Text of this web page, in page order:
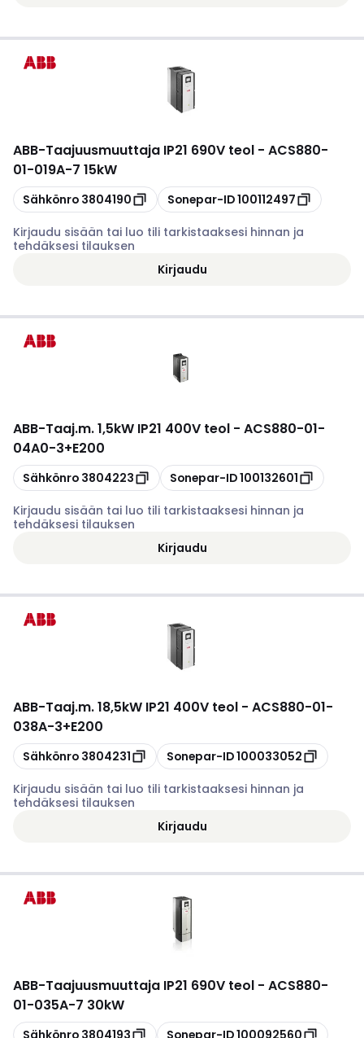
ABB-Taajuusmuuttaja IP21 690V teol - ACS880-
01-019A-7 15kW
Kopioi
Sähkönro 3804190 Kopioi
Sonepar-ID100112497
Kirjaudu sisään tai luo tili tarkistaaksesi hinnan ja
tehdäksesi tilauksen
Kirjaudu
ABB-Taaj.m. 1,5kW IP21 400V teol - ACS880-01-
04A0-3+E200
Kopioi
Sähkönro 3804223 Kopioi
Sonepar-ID100132601
Kirjaudu sisään tai luo tili tarkistaaksesi hinnan ja
tehdäksesi tilauksen
Kirjaudu
ABB-Taaj.m. 18,5kW IP21 400V teol - ACS880-01-
038A-3+E200
Kopioi
Sähkönro 3804231 Kopioi
Sonepar-ID100033052
Kirjaudu sisään tai luo tili tarkistaaksesi hinnan ja
tehdäksesi tilauksen
Kirjaudu
ABB-Taajuusmuuttaja IP21 690V teol - ACS880-
01-035A-7 30kW
Kopioi
Sähkönro 3804193 Kopioi
Sonepar-ID100092560